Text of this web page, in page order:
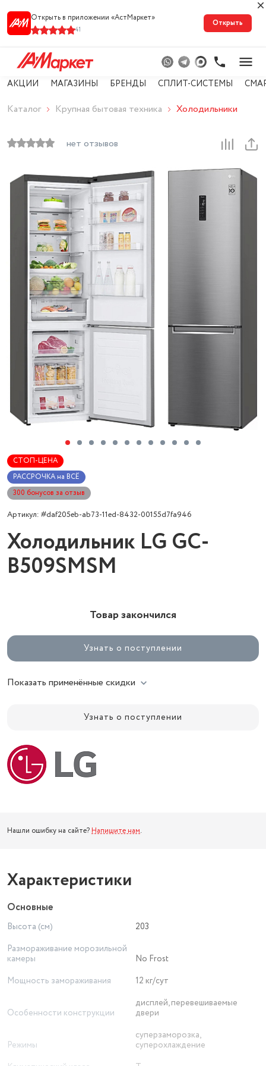
Открыть в приложении «АстМарке‪т‬»
41
Открыть
АКЦИИ МАГАЗИНЫ БРЕНДЫ СПЛИТ-СИСТЕМЫ
Каталог Крупная бытовая техника Холодильники
нет отзывов
СТОП-ЦЕНА
РАССРОЧКА на ВСЁ
300 бонусов за отзыв
Артикул: #daf205eb-ab73-11ed-8432-00155d7fa946
Холодильник LG GC-
B509SMSM
Товар закончился
Узнать о поступлении
Показать применённые скидки
Узнать о поступлении
Нашли ошибку на сайте? Напишите нам.
Характеристики
Основные
Высота (см)
203
Размораживание морозильной
камеры
No Frost
Мощность замораживания
12 кг/сут
Особенности конструкции
дисплей, перевешиваемые
двери
Режимы
суперзаморозка,
суперохлаждение